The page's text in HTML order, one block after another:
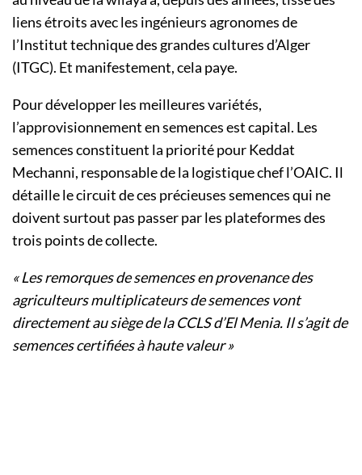
liens étroits avec les ingénieurs agronomes de
l’Institut technique des grandes cultures d’Alger
(ITGC). Et manifestement, cela paye.
Pour développer les meilleures variétés,
l’approvisionnement en semences est capital. Les
semences constituent la priorité pour Keddat
Mechanni, responsable de la logistique chef l’OAIC. Il
détaille le circuit de ces précieuses semences qui ne
doivent surtout pas passer par les plateformes des
trois points de collecte.
« Les remorques de semences en provenance des
agriculteurs multiplicateurs de semences vont
directement au siège de la CCLS d’El Menia. Il s’agit de
semences certifiées à haute valeur »